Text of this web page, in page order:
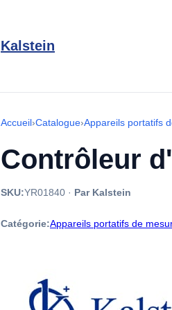
Kalstein
Accueil›Catalogue›Appareils portatifs
Contrôleur
SKU:YR01840 · Par Kalstein
Catégorie:Appareils portatifs de